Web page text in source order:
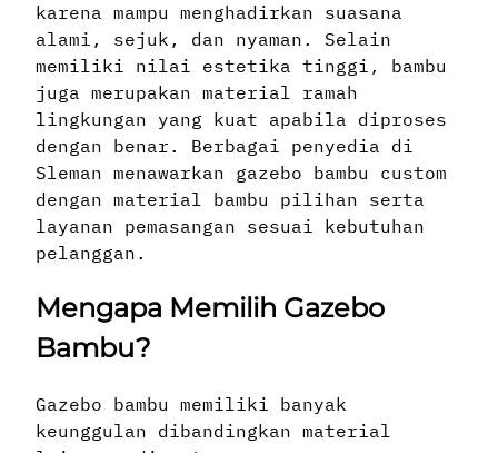
karena mampu menghadirkan suasana
alami, sejuk, dan nyaman. Selain
memiliki nilai estetika tinggi, bambu
juga merupakan material ramah
lingkungan yang kuat apabila diproses
dengan benar. Berbagai penyedia di
Sleman menawarkan gazebo bambu custom
dengan material bambu pilihan serta
layanan pemasangan sesuai kebutuhan
pelanggan.
Mengapa Memilih Gazebo
Bambu?
Gazebo bambu memiliki banyak
keunggulan dibandingkan material